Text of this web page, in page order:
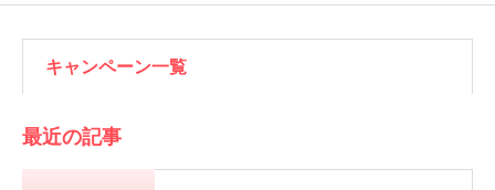
キャンペーン一覧
最近の記事